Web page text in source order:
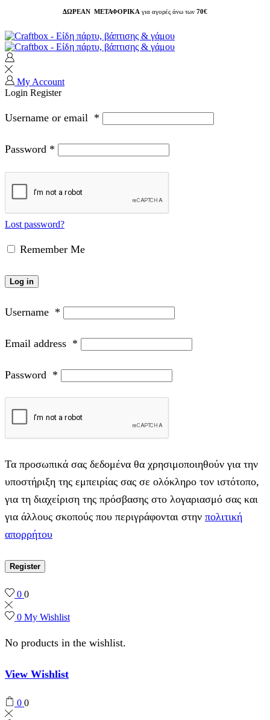
ΔΩΡΕΑΝ ΜΕΤΑΦΟΡΙΚΑ για αγορές άνω των 70€
My Account
Login Register
Username or email *
Password *
Lost password?
Remember Me
Log in
Username *
Email address *
Password *
Τα προσωπικά σας δεδομένα θα χρησιμοποιηθούν για την
υποστήριξη της εμπειρίας σας σε ολόκληρο τον ιστότοπο,
για τη διαχείριση της πρόσβασης στο λογαριασμό σας και
για άλλους σκοπούς που περιγράφονται στην πολιτική
απορρήτου
Register
0 0
0 My Wishlist
No products in the wishlist.
View Wishlist
0 0